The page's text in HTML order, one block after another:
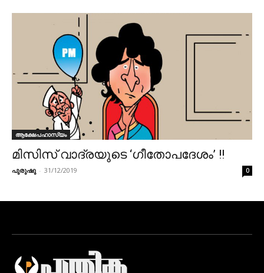
ആക്ഷേപഹാസ്യം
മിസിസ് വാദ്രയുടെ ‘ഗീതോപദേശം’ !!
പുരുഷു - 31/12/2019 0